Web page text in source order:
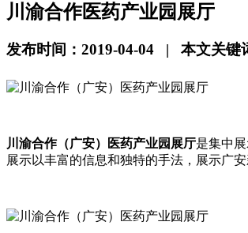
川渝合作医药产业园展厅
发布时间：2019-04-04 | 本文关键
川渝合作（广安）医药产业园展厅是集中
展示以丰富的信息和独特的手法，展示广